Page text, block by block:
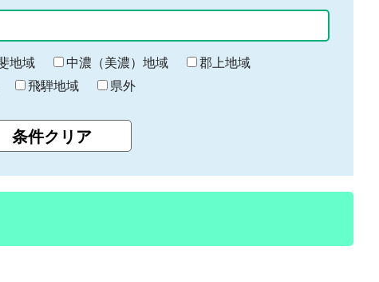
地域 中濃（美濃）地域
郡上地域
飛騨地域 県外